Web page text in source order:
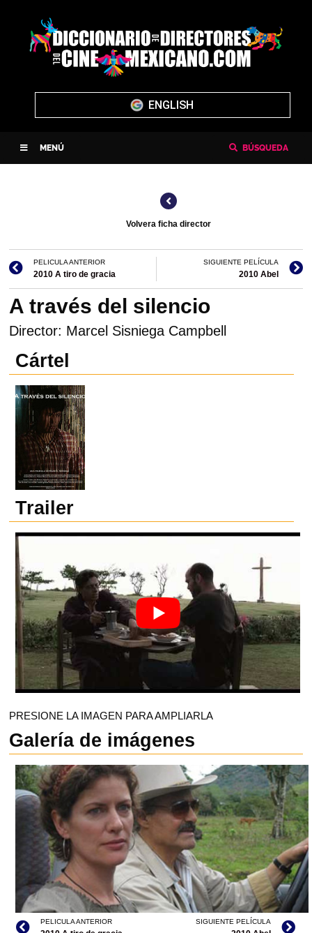
ENGLISH
MENÚ BÚSQUEDA
Volvera ficha director
PELICULA ANTERIOR
2010 A tiro de gracia
SIGUIENTE PELÍCULA
2010 Abel
A través del silencio
Director: Marcel Sisniega Campbell
Cártel
Trailer
PRESIONE LA IMAGEN PARA AMPLIARLA
Galería de imágenes
PELICULA ANTERIOR SIGUIENTE PELÍCULA